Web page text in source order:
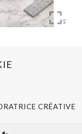
CRÉATIVE